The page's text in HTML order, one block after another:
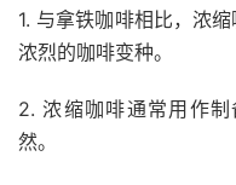
1. 与拿铁咖啡相比，浓
浓烈的咖啡变种。
2. 浓缩咖啡通常用作制
然。